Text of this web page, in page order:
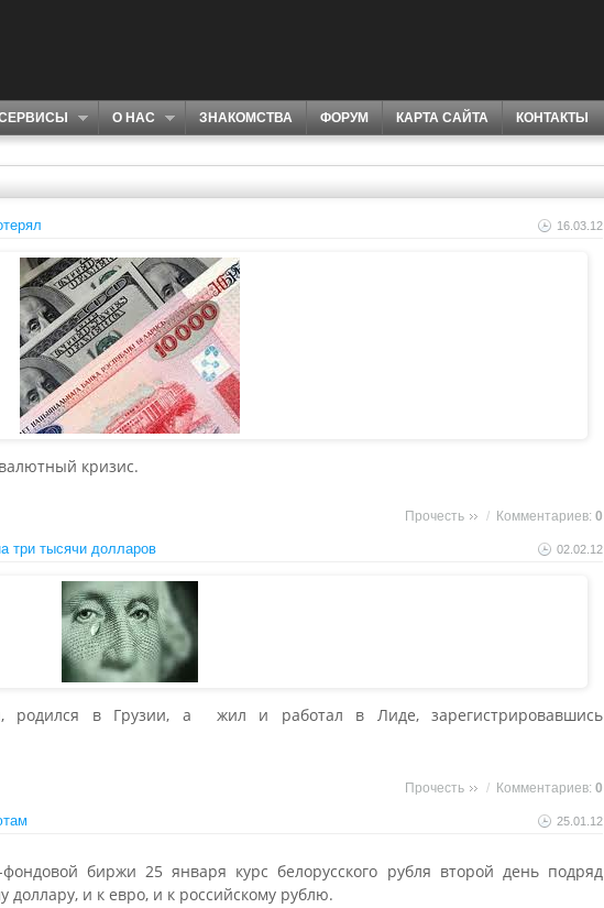
О НАС ЗНАКОМСТВА ФОРУМ КАРТА САЙТА КОНТАКТЫ
16.03.12
кризис.
Прочесть / Комментариев: 0
02.02.12
три тысячи долларов
родился в Грузии, а жил и работал в Лиде, зарегистрировавшись
Прочесть / Комментариев: 0
25.01.12
биржи 25 января курс белорусского рубля второй день подряд
и к евро, и к российскому рублю.